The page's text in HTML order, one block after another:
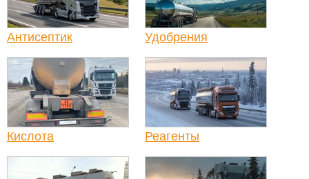
Антисептик Удобрения
Кислота Реагенты